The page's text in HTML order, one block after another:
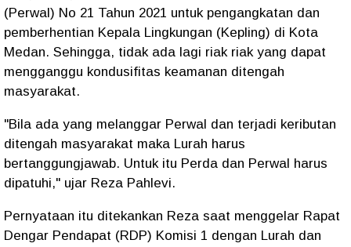
(Perwal) No 21 Tahun 2021 untuk pengangkatan dan
pemberhentian Kepala Lingkungan (Kepling) di Kota
Medan. Sehingga, tidak ada lagi riak riak yang dapat
mengganggu kondusifitas keamanan ditengah
masyarakat.
"Bila ada yang melanggar Perwal dan terjadi keributan
ditengah masyarakat maka Lurah harus
bertanggungjawab. Untuk itu Perda dan Perwal harus
dipatuhi," ujar Reza Pahlevi.
Pernyataan itu ditekankan Reza saat menggelar Rapat
Dengar Pendapat (RDP) Komisi 1 dengan Lurah dan